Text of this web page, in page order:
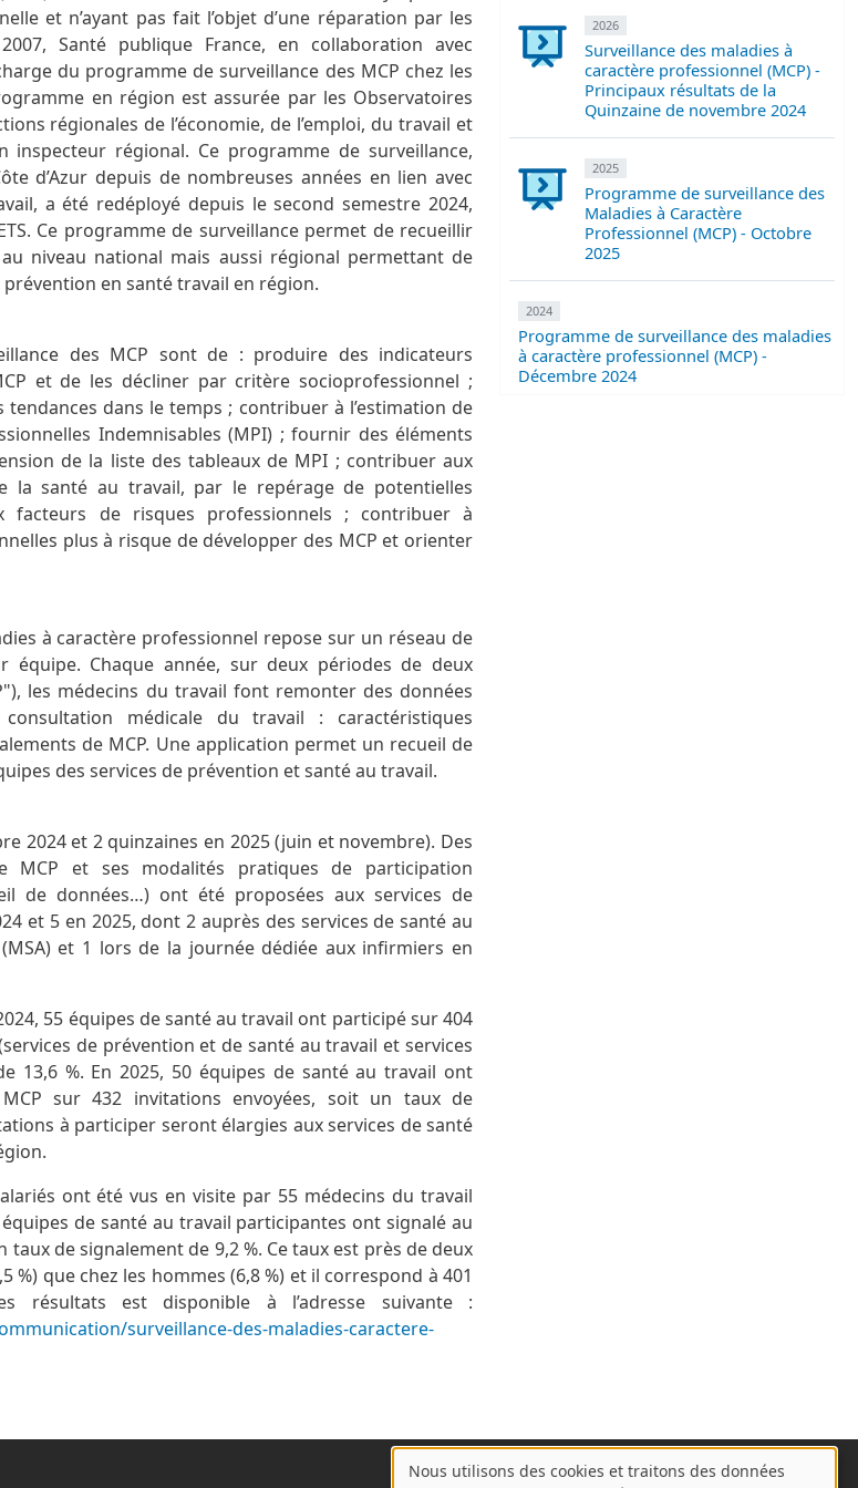
et n’ayant pas fait l’objet d’une réparation par les
Santé publique France, en collaboration avec
du programme de surveillance des MCP chez les
en région est assurée par les Observatoires
régionales de l’économie, de l’emploi, du travail et
inspecteur régional. Ce programme de surveillance,
d’Azur depuis de nombreuses années en lien avec
a été redéployé depuis le second semestre 2024,
Ce programme de surveillance permet de recueillir
niveau national mais aussi régional permettant de
en santé travail en région.
des MCP sont de : produire des indicateurs
et de les décliner par critère socioprofessionnel ;
tendances dans le temps ; contribuer à l’estimation de
Indemnisables (MPI) ; fournir des éléments
de la liste des tableaux de MPI ; contribuer aux
la santé au travail, par le repérage de potentielles
facteurs de risques professionnels ; contribuer à
plus à risque de développer des MCP et orienter
à caractère professionnel repose sur un réseau de
équipe. Chaque année, sur deux périodes de deux
les médecins du travail font remonter des données
médicale du travail : caractéristiques
de MCP. Une application permet un recueil de
des services de prévention et santé au travail.
2024 et 2 quinzaines en 2025 (juin et novembre). Des
MCP et ses modalités pratiques de participation
de données…) ont été proposées aux services de
et 5 en 2025, dont 2 auprès des services de santé au
et 1 lors de la journée dédiée aux infirmiers en
55 équipes de santé au travail ont participé sur 404
de prévention et de santé au travail et services
13,6 %. En 2025, 50 équipes de santé au travail ont
sur 432 invitations envoyées, soit un taux de
à participer seront élargies aux services de santé
ont été vus en visite par 55 médecins du travail
de santé au travail participantes ont signalé au
taux de signalement de 9,2 %. Ce taux est près de deux
que chez les hommes (6,8 %) et il correspond à 401
résultats est disponible à l’adresse suivante :
surveillance-des-maladies-caractere-
2026
Surveillance des maladies à
caractère professionnel (MCP) -
Principaux résultats de la
Quinzaine de novembre 2024
2025
Programme de surveillance des
Maladies à Caractère
Professionnel (MCP) - Octobre
2025
2024
Programme de surveillance des maladies
à caractère professionnel (MCP) -
Décembre 2024
Nous utilisons des cookies et traitons des données